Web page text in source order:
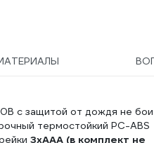
с защитой от дождя не
термостойкий PC-ABS
3xAAA (в комплект не